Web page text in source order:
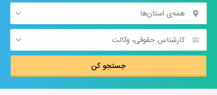
همه‌ی استان‌ها
کارشناس حقوقی،‌ وکالت
جستجو کن